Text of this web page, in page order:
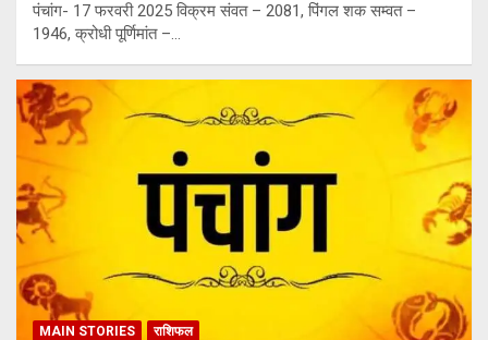
पंचांग- 17 फरवरी 2025 विक्रम संवत – 2081, पिंगल शक सम्वत –
1946, क्रोधी पूर्णिमांत –…
MAIN STORIES राशिफल